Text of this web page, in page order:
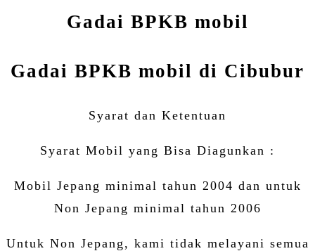
Gadai BPKB mobil
Gadai BPKB mobil di Cibubur
Syarat dan Ketentuan
Syarat Mobil yang Bisa Diagunkan :
Mobil Jepang minimal tahun 2004 dan untuk
Non Jepang minimal tahun 2006
Untuk Non Jepang, kami tidak melayani semua